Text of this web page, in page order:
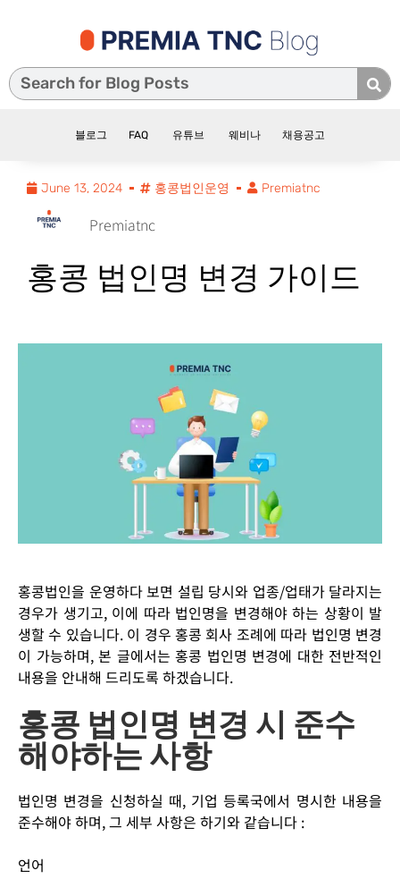
블로그 FAQ 유튜브 웨비나 채용공고
June 13, 2024 홍콩법인운영 Premiatnc
Premiatnc
홍콩 법인명 변경 가이드
홍콩법인을 운영하다 보면 설립 당시와 업종/업태가 달라지는
경우가 생기고, 이에 따라 법인명을 변경해야 하는 상황이 발
생할 수 있습니다. 이 경우 홍콩 회사 조례에 따라 법인명 변경
이 가능하며, 본 글에서는 홍콩 법인명 변경에 대한 전반적인
내용을 안내해 드리도록 하겠습니다.
홍콩 법인명 변경 시 준수
해야하는 사항
법인명 변경을 신청하실 때, 기업 등록국에서 명시한 내용을
준수해야 하며, 그 세부 사항은 하기와 같습니다 :
언어